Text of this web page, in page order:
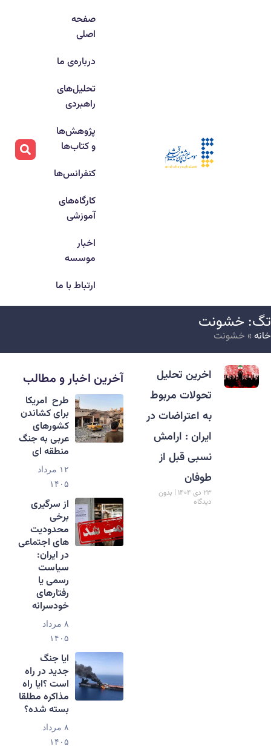
صفحه
اصلی
درباره‌ی ما
تحلیل‌های
راهبردی
پژوهش‌ها
و کتاب‌ها
کنفرانس‌ها
کارگاه‌های
آموزشی
اخبار
موسسه
ارتباط با ما
خشونت
» خشونت
اخرین تحلیل
تحولات مربوط
به اعتراضات در
ایران : ارامش
نسبی قبل از
طوفان
۲۳ دی ۱۴۰۴
بدون
دیدگاه
آخرین اخبار و مطالب
طرح امریکا
برای کشاندن
کشورهای
عربی به جنگ
منطقه ای
۱۲ مرداد
۱۴۰۵
از سرگیری
برخی
محدودیت
های اجتماعی
در ایران:
سیاست
رسمی یا
رفتارهای
خودسرانه
۸ مرداد
۱۴۰۵
ایا جنگ
جدید در راه
است ؟ایا راه
مذاکره مطلقا
بسته شده؟
۸ مرداد
۱۴۰۵